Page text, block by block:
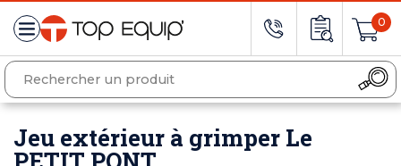
0
Jeu extérieur à grimper Le